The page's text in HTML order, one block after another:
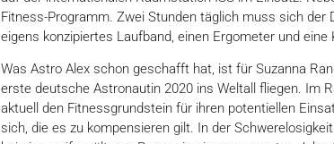
Fitness-Programm. Zwei Stunden täglich muss sich
eigens konzipiertes Laufband, einen Ergometer und eine
Was Astro Alex schon geschafft hat, ist für Suzanna
erste deutsche Astronautin 2020 ins Weltall fliegen. Im
aktuell den Fitnessgrundstein für ihren potentiellen
sich, die es zu kompensieren gilt. In der